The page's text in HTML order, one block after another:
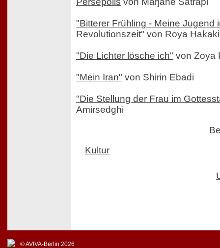
"Bitterer Frühling - Meine Jugend
Revolutionszeit" von Roya
"Die Lichter lösche ich" von Zoya
"Mein Iran" von Shirin Ebadi
"Die Stellung der Frau im
Amirsedghi
Kultur
© AVIVA-Berlin 2026